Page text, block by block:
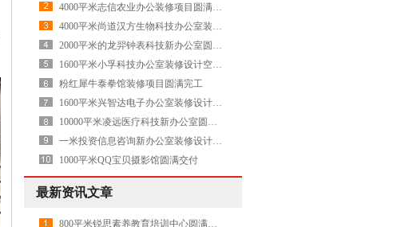
4000平米志信农业办公装修项目圆满交付
4000平米尚道汉方生物科技办公室装修设计空间圆满交付
2000平米的龙羿钟表科技新办公室圆满交付
1600平米小孚科技办公室装修设计空间圆满交付
粉红犀牛泰拳馆装修项目圆满完工
1600平米兴智达电子办公室装修设计项目圆满交付
10000平米凌远医疗科技新办公室圆满交付
一米投资信息咨询新办公室装修设计项目圆满交付
1000平米QQ宝贝摄影馆圆满交付
最新资讯文章
800平米锐思素养教育培训中心圆满交付